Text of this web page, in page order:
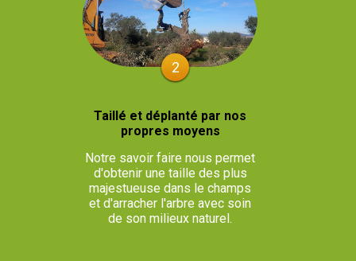
2
Taillé et déplanté par nos
propres moyens
Notre savoir faire nous permet
d'obtenir une taille des plus
majestueuse dans le champs
et d'arracher l'arbre avec soin
de son milieux naturel.